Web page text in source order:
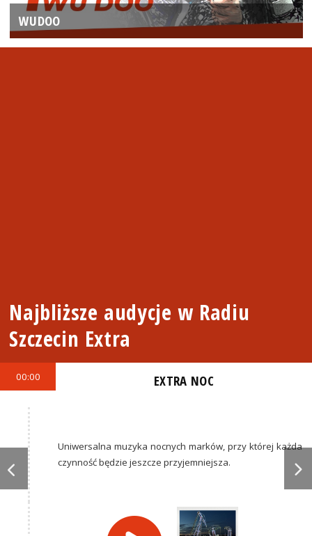
WUDOO
Najbliższe audycje w Radiu
Szczecin Extra
00:00 EXTRA NOC
Uniwersalna muzyka nocnych marków, przy której każda
czynność będzie jeszcze przyjemniejsza.